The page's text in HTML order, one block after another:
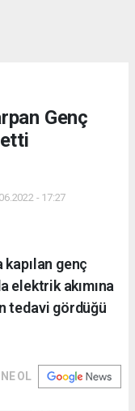
Genç
- 17:27
kapılan genç
elektrik akımına
tedavi gördüğü
OL